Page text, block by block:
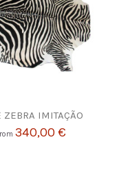
ZEBRA IMITAÇÃO
340,00 €